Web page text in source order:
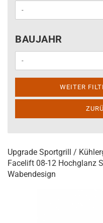
BAUJAHR
BAUJAHR
WEITER
Upgrade Sportgrill /
Facelift 08-12 Hochglanz
Wabendesign